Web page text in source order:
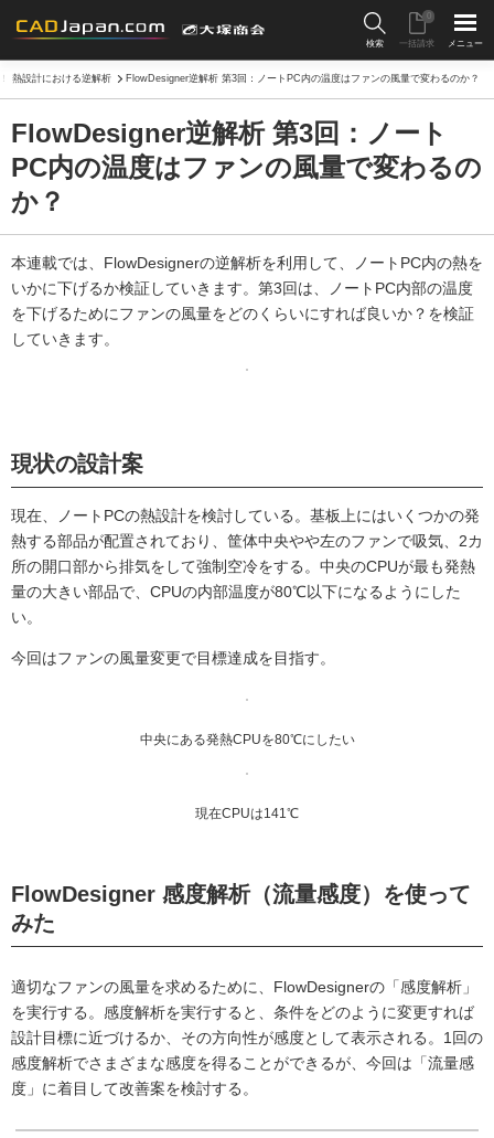
検索 一括請求
0
メニュー
熱設計における逆解析 FlowDesigner逆解析 第3回：ノートPC内の温度はファンの風量で変わるのか？
FlowDesigner逆解析 第3回：ノート
PC内の温度はファンの風量で変わるの
か？
本連載では、FlowDesignerの逆解析を利用して、ノートPC内の熱を
いかに下げるか検証していきます。第3回は、ノートPC内部の温度
を下げるためにファンの風量をどのくらいにすれば良いか？を検証
していきます。
現状の設計案
現在、ノートPCの熱設計を検討している。基板上にはいくつかの発
熱する部品が配置されており、筐体中央やや左のファンで吸気、2カ
所の開口部から排気をして強制空冷をする。中央のCPUが最も発熱
量の大きい部品で、CPUの内部温度が80℃以下になるようにした
い。
今回はファンの風量変更で目標達成を目指す。
中央にある発熱CPUを80℃にしたい
現在CPUは141℃
FlowDesigner 感度解析（流量感度）を使って
みた
適切なファンの風量を求めるために、FlowDesignerの「感度解析」
を実行する。感度解析を実行すると、条件をどのように変更すれば
設計目標に近づけるか、その方向性が感度として表示される。1回の
感度解析でさまざまな感度を得ることができるが、今回は「流量感
度」に着目して改善案を検討する。